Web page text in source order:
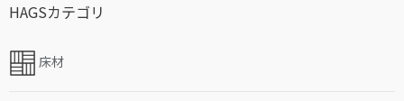
HAGSカテゴリ
床材